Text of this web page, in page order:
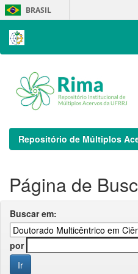
Skip
navigation
BRASIL
Repositório de Múltiplos
Página de
Buscar em:
por